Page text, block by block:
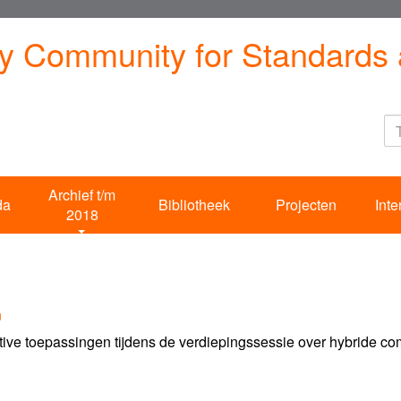
Community for
Archief t/m
2018
Bibliotheek Projecten
toepassingen tijdens de verdiepingssessie over hybride